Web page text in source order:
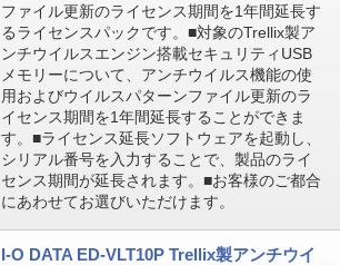
ファイル更新のライセンス期間を1年間延長す
るライセンスパックです。■対象のTrellix製ア
ンチウイルスエンジン搭載セキュリティUSB
メモリーについて、アンチウイルス機能の使
用およびウイルスパターンファイル更新のラ
イセンス期間を1年間延長することができま
す。■ライセンス延長ソフトウェアを起動し、
シリアル番号を入力することで、製品のライ
センス期間が延長されます。■お客様のご都合
にあわせてお選びいただけます。
I-O DATA ED-VLT10P Trellix製アンチウイ